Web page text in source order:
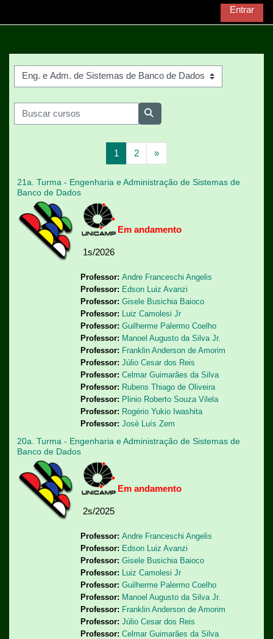
Entrar
Categorias de Cursos
Buscar cursos
1 Página 1
2Página 2
»Próxima página
21a. Turma - Engenharia e Administração de Sistemas de
Banco de Dados
1s/2026
Em andamento
Professor: Andre Franceschi Angelis
Professor: Edson Luiz Avanzi
Professor: Gisele Busichia Baioco
Professor: Luiz Camolesi Jr
Professor: Guilherme Palermo Coelho
Professor: Manoel Augusto da Silva Jr.
Professor: Franklin Anderson de Amorim
Professor: Júlio Cesar dos Reis
Professor: Celmar Guimarães da Silva
Professor: Rubens Thiago de Oliveira
Professor: Plinio Roberto Souza Vilela
Professor: Rogério Yukio Iwashita
Professor: José Luís Zem
20a. Turma - Engenharia e Administração de Sistemas de
Banco de Dados
2s/2025
Em andamento
Professor: Andre Franceschi Angelis
Professor: Edson Luiz Avanzi
Professor: Gisele Busichia Baioco
Professor: Luiz Camolesi Jr
Professor: Guilherme Palermo Coelho
Professor: Manoel Augusto da Silva Jr.
Professor: Franklin Anderson de Amorim
Professor: Júlio Cesar dos Reis
Professor: Celmar Guimarães da Silva